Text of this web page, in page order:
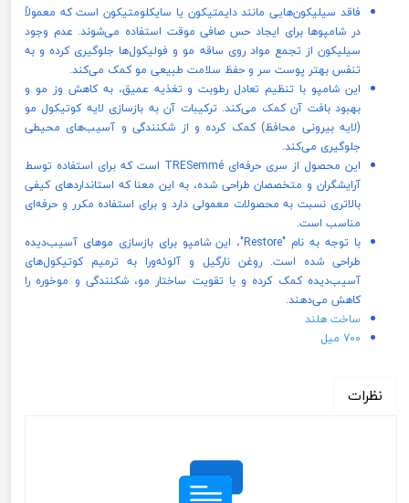
فاقد سیلیکون‌هایی مانند دایمتیکون یا سایکلومتیکون است که معمولاً
در شامپوها برای ایجاد حس صافی موقت استفاده می‌شوند. عدم وجود
سیلیکون از تجمع مواد روی ساقه مو و فولیکول‌ها جلوگیری کرده و به
تنفس بهتر پوست سر و حفظ سلامت طبیعی مو کمک می‌کند.
این شامپو با تنظیم تعادل رطوبت و تغذیه عمیق، به کاهش وز مو و
بهبود بافت آن کمک می‌کند. ترکیبات آن به بازسازی لایه کوتیکول مو
(لایه بیرونی محافظ) کمک کرده و از شکنندگی و آسیب‌های محیطی
جلوگیری می‌کند.
این محصول از سری حرفه‌ای TRESemmé است که برای استفاده توسط
آرایشگران و متخصصان طراحی شده، به این معنا که استانداردهای کیفی
بالاتری نسبت به محصولات معمولی دارد و برای استفاده مکرر و حرفه‌ای
مناسب است.
با توجه به نام "Restore"، این شامپو برای بازسازی موهای آسیب‌دیده
طراحی شده است. روغن نارگیل و آلوئه‌ورا به ترمیم کوتیکول‌های
آسیب‌دیده کمک کرده و با تقویت ساختار مو، شکنندگی و موخوره را
کاهش می‌دهند.
ساخت هلند
700 میل
نظرات